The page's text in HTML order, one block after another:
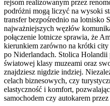
rejsom realizowanym przez
podróżni mogą liczyć na wysoki
transfer bezpośrednio na lotnisko
najważniejszych węzłów
połączenie lotnicze sprawia, że
kierunkiem zarówno na krótki city
po Niderlandach. Stolica Holandii
światowej klasy muzeami oraz
znajdziesz nigdzie indziej.
celach biznesowych, czy
elastyczność i komfort,
samochodem czy autokarem